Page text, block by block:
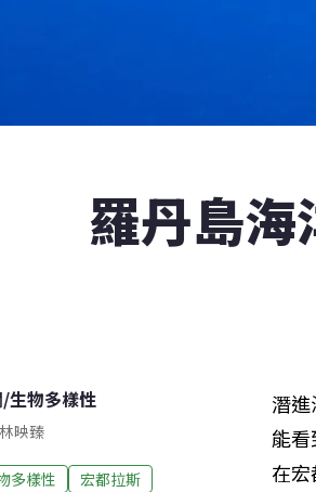
羅丹島
/生物多樣性
林映臻
多樣性
宏都拉斯
潛
能
在